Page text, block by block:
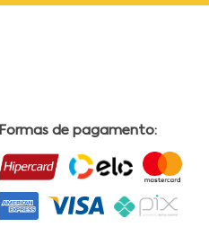
Formas de pagamento: